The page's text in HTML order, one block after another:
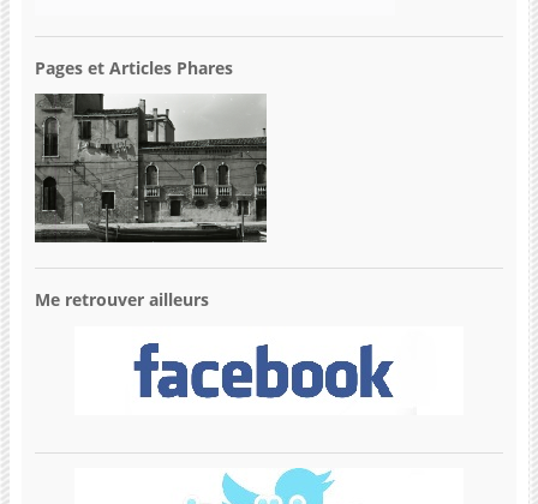
Pages et Articles Phares
Me retrouver ailleurs